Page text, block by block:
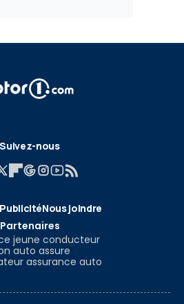
Suivez-nous
PublicitéNous joindre
Partenaires
jeune conducteur
auto assure
assurance auto